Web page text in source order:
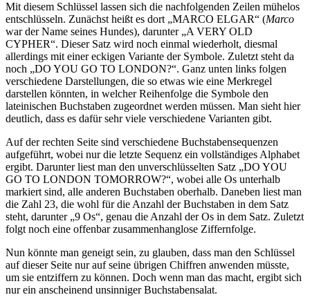
Mit diesem Schlüssel lassen sich die nachfolgenden Zeilen mühelos
entschlüsseln. Zunächst heißt es dort „MARCO ELGAR“ (Marco
war der Name seines Hundes), darunter „A VERY OLD
CYPHER“. Dieser Satz wird noch einmal wiederholt, diesmal
allerdings mit einer eckigen Variante der Symbole. Zuletzt steht da
noch „DO YOU GO TO LONDON?“. Ganz unten links folgen
verschiedene Darstellungen, die so etwas wie eine Merkregel
darstellen könnten, in welcher Reihenfolge die Symbole den
lateinischen Buchstaben zugeordnet werden müssen. Man sieht hier
deutlich, dass es dafür sehr viele verschiedene Varianten gibt.
Auf der rechten Seite sind verschiedene Buchstabensequenzen
aufgeführt, wobei nur die letzte Sequenz ein vollständiges Alphabet
ergibt. Darunter liest man den unverschlüsselten Satz „DO YOU
GO TO LONDON TOMORROW?“, wobei alle Os unterhalb
markiert sind, alle anderen Buchstaben oberhalb. Daneben liest man
die Zahl 23, die wohl für die Anzahl der Buchstaben in dem Satz
steht, darunter „9 Os“, genau die Anzahl der Os in dem Satz. Zuletzt
folgt noch eine offenbar zusammenhanglose Ziffernfolge.
Nun könnte man geneigt sein, zu glauben, dass man den Schlüssel
auf dieser Seite nur auf seine übrigen Chiffren anwenden müsste,
um sie entziffern zu können. Doch wenn man das macht, ergibt sich
nur ein anscheinend unsinniger Buchstabensalat.